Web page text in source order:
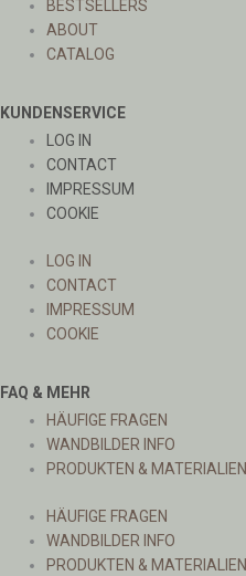
BESTSELLERS
ABOUT
CATALOG
KUNDENSERVICE
LOG IN
CONTACT
IMPRESSUM
COOKIE
LOG IN
CONTACT
IMPRESSUM
COOKIE
FAQ & MEHR
HÄUFIGE FRAGEN
WANDBILDER INFO
PRODUKTEN & MATERIALIEN
HÄUFIGE FRAGEN
WANDBILDER INFO
PRODUKTEN & MATERIALIEN